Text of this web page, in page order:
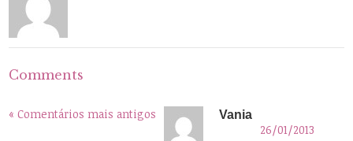
Comments
« Comentários mais antigos Vania
26/01/2013